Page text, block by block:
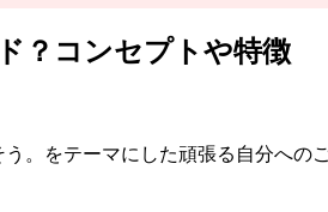
？コンセプトや特徴
。をテーマにした頑張る自分へ